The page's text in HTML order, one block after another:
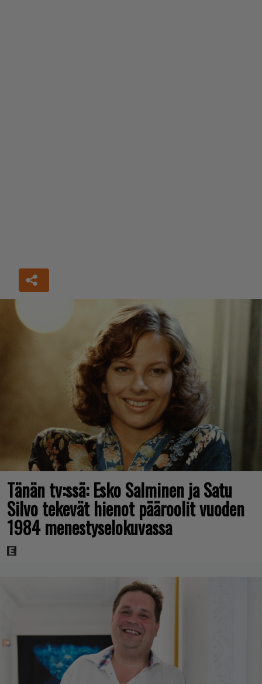
Tänän tv:ssä: Esko Salminen ja Satu
Silvo tekevät hienot pääroolit vuoden
1984 menestyselokuvassa